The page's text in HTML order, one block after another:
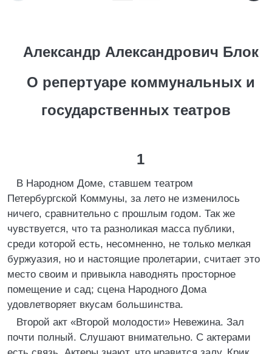
Александр Александрович Блок
О репертуаре коммунальных и
государственных театров
1
В Народном Доме, ставшем театром
Петербургской Коммуны, за лето не изменилось
ничего, сравнительно с прошлым годом. Так же
чувствуется, что та разноликая масса публики,
среди которой есть, несомненно, не только мелкая
буржуазия, но и настоящие пролетарии, считает это
место своим и привыкла наводнять просторное
помещение и сад; сцена Народного Дома
удовлетворяет вкусам большинства.
Второй акт «Второй молодости» Невежина. Зал
почти полный. Слушают внимательно. С актерами